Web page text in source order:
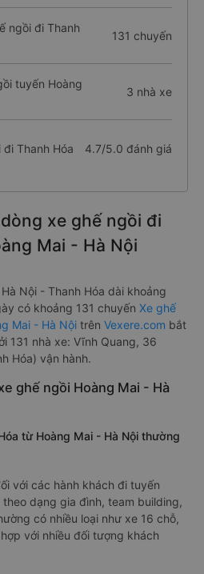
ngồi đi Thanh
131 chuyến
tuyến Hoàng
3 nhà xe
Thanh Hóa 4.7/5.0 đánh giá
xe ghế ngồi đi
Mai - Hà Nội
Nội - Thanh Hóa dài khoảng
có khoảng 131 chuyến Xe ghế
Mai - Hà Nội trên Vexere.com bắt
131 nhà xe: Vĩnh Quang, 36
Hóa) vận hành.
ghế ngồi Hoàng Mai - Hà
từ Hoàng Mai - Hà Nội thường
với các hành khách đi tuyến
dạng gia đình, team building,
có nhiều loại như xe 16 chỗ,
với nhiều đối tượng khách